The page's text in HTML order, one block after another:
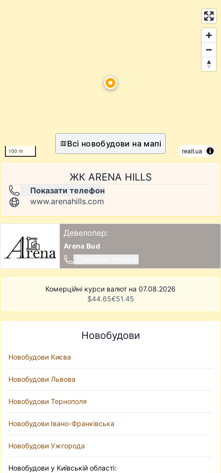
100 m realt.ua
Всі новобудови на мапі
ЖК ARENA HILLS
Показати телефон
www.arenahills.com
Девелопер:
Arena Bud
Комерційні курси валют на 07.08.2026
$44.65€51.45
Новобудови
Новобудови Києва
Новобудови Львова
Новобудови Тернополя
Новобудови Івано-Франківська
Новобудови Ужгорода
Новобудови у Київській області: